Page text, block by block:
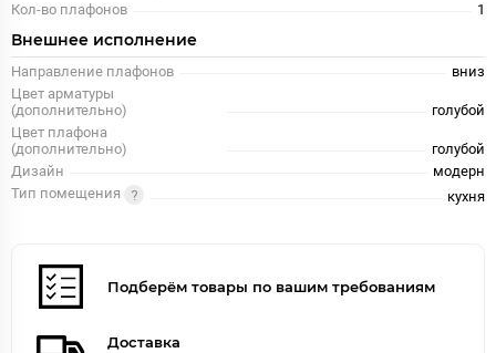
Кол-во плафонов
1
Внешнее исполнение
Направление плафонов
вниз
Цвет арматуры
(дополнительно)
голубой
Цвет плафона
(дополнительно)
голубой
Дизайн
модерн
Тип помещения
кухня
Подберём товары по вашим требованиям
Доставка